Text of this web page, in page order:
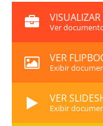
Ver
VER
Exibir
VER
Exibir